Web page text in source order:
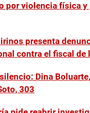
por violencia física
presenta
contra el fiscal de
Dina
303